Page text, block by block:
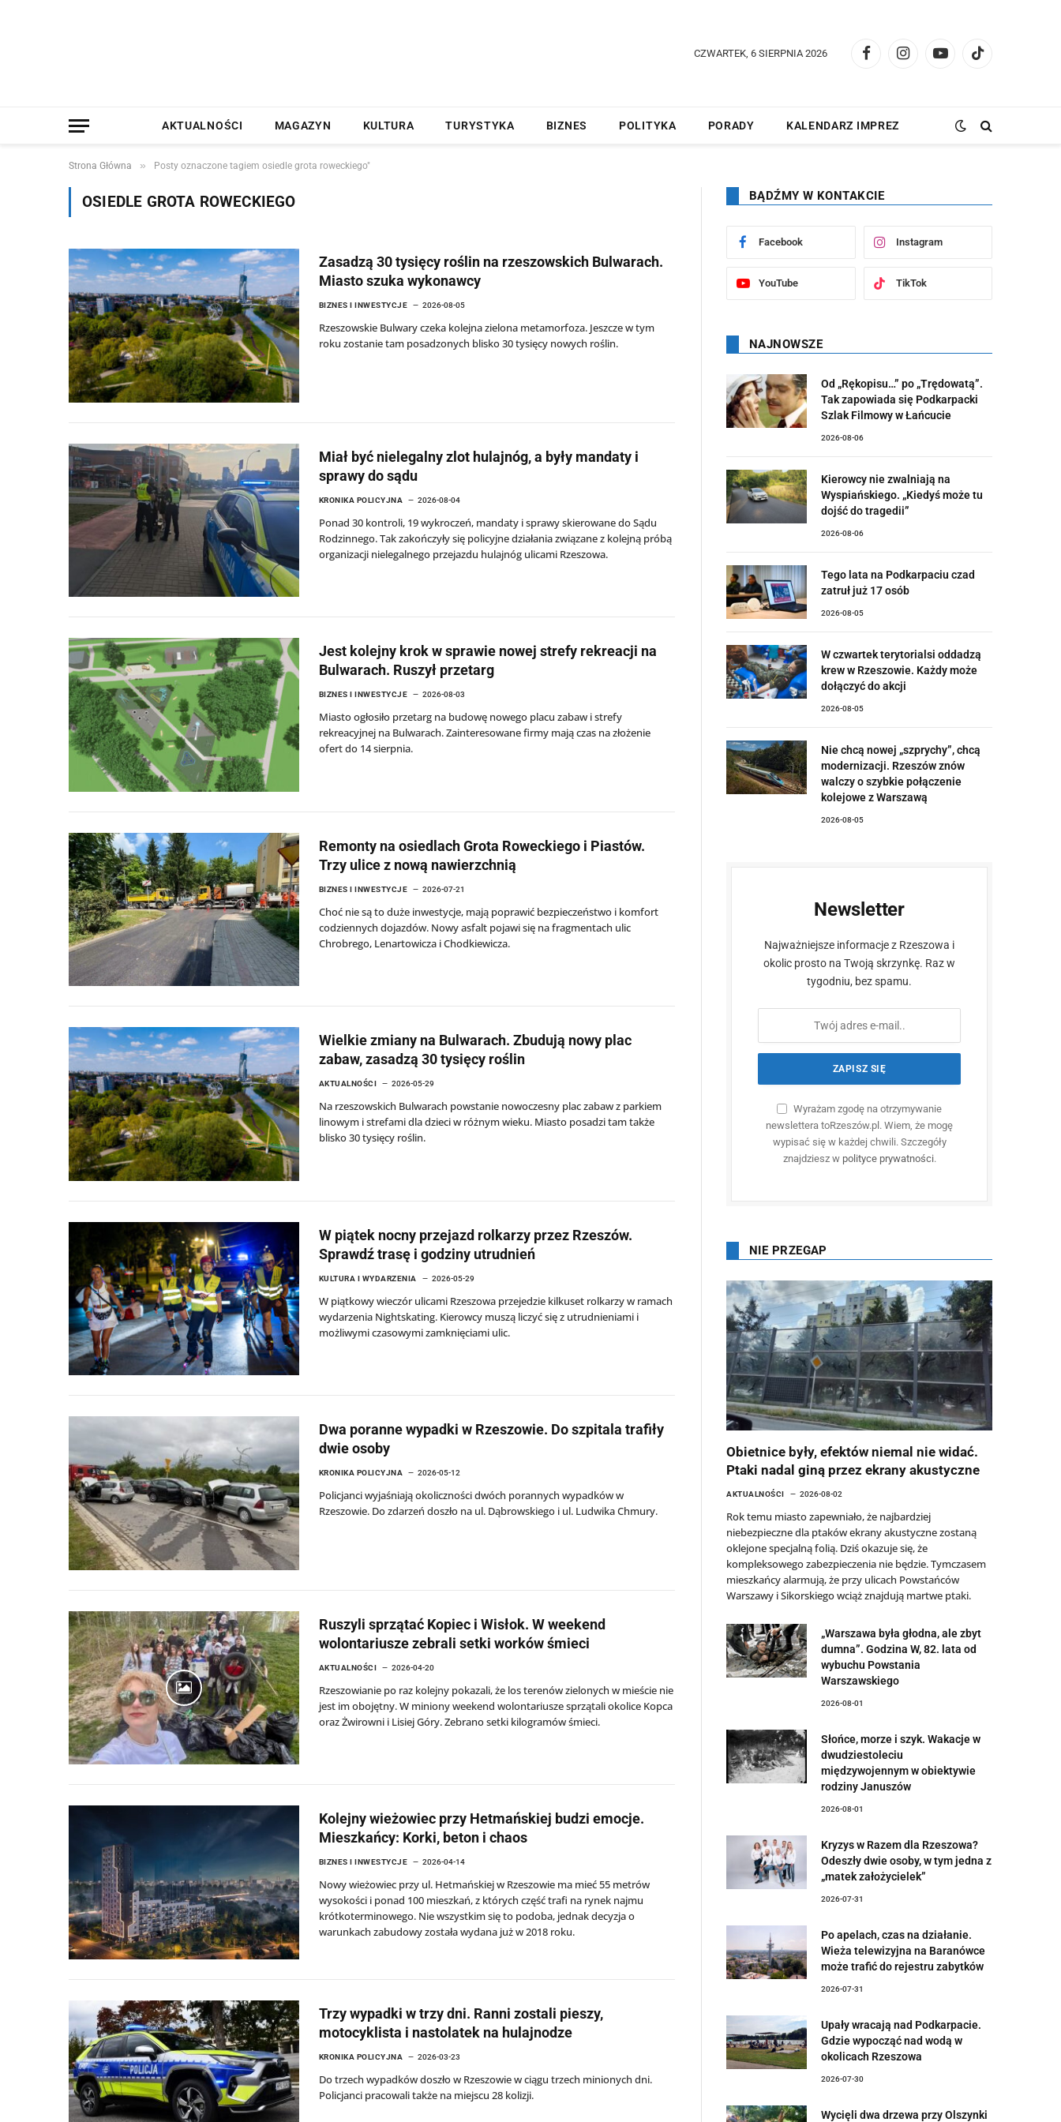
CZWARTEK, 6 SIERPNIA 2026
FacebookInstagramYouTubeTikTok
AKTUALNOŚCI MAGAZYN KULTURA TURYSTYKA BIZNES POLITYKA PORADY KALENDARZ IMPREZ
Strona Główna » Posty oznaczone tagiem osiedle grota roweckiego"
OSIEDLE GROTA ROWECKIEGO
Zasadzą 30 tysięcy roślin na rzeszowskich Bulwarach.
Miasto szuka wykonawcy
BIZNES I INWESTYCJE 2026-08-05
Rzeszowskie Bulwary czeka kolejna zielona metamorfoza. Jeszcze w tym
roku zostanie tam posadzonych blisko 30 tysięcy nowych roślin.
Miał być nielegalny zlot hulajnóg, a były mandaty i
sprawy do sądu
KRONIKA POLICYJNA 2026-08-04
Ponad 30 kontroli, 19 wykroczeń, mandaty i sprawy skierowane do Sądu
Rodzinnego. Tak zakończyły się policyjne działania związane z kolejną próbą
organizacji nielegalnego przejazdu hulajnóg ulicami Rzeszowa.
Jest kolejny krok w sprawie nowej strefy rekreacji na
Bulwarach. Ruszył przetarg
BIZNES I INWESTYCJE 2026-08-03
Miasto ogłosiło przetarg na budowę nowego placu zabaw i strefy
rekreacyjnej na Bulwarach. Zainteresowane firmy mają czas na złożenie
ofert do 14 sierpnia.
Remonty na osiedlach Grota Roweckiego i Piastów.
Trzy ulice z nową nawierzchnią
BIZNES I INWESTYCJE 2026-07-21
Choć nie są to duże inwestycje, mają poprawić bezpieczeństwo i komfort
codziennych dojazdów. Nowy asfalt pojawi się na fragmentach ulic
Chrobrego, Lenartowicza i Chodkiewicza.
Wielkie zmiany na Bulwarach. Zbudują nowy plac
zabaw, zasadzą 30 tysięcy roślin
AKTUALNOŚCI 2026-05-29
Na rzeszowskich Bulwarach powstanie nowoczesny plac zabaw z parkiem
linowym i strefami dla dzieci w różnym wieku. Miasto posadzi tam także
blisko 30 tysięcy roślin.
W piątek nocny przejazd rolkarzy przez Rzeszów.
Sprawdź trasę i godziny utrudnień
KULTURA I WYDARZENIA 2026-05-29
W piątkowy wieczór ulicami Rzeszowa przejedzie kilkuset rolkarzy w ramach
wydarzenia Nightskating. Kierowcy muszą liczyć się z utrudnieniami i
możliwymi czasowymi zamknięciami ulic.
Dwa poranne wypadki w Rzeszowie. Do szpitala trafiły
dwie osoby
KRONIKA POLICYJNA 2026-05-12
Policjanci wyjaśniają okoliczności dwóch porannych wypadków w
Rzeszowie. Do zdarzeń doszło na ul. Dąbrowskiego i ul. Ludwika Chmury.
Ruszyli sprzątać Kopiec i Wisłok. W weekend
wolontariusze zebrali setki worków śmieci
AKTUALNOŚCI 2026-04-20
Rzeszowianie po raz kolejny pokazali, że los terenów zielonych w mieście nie
jest im obojętny. W miniony weekend wolontariusze sprzątali okolice Kopca
oraz Żwirowni i Lisiej Góry. Zebrano setki kilogramów śmieci.
Kolejny wieżowiec przy Hetmańskiej budzi emocje.
Mieszkańcy: Korki, beton i chaos
BIZNES I INWESTYCJE 2026-04-14
Nowy wieżowiec przy ul. Hetmańskiej w Rzeszowie ma mieć 55 metrów
wysokości i ponad 100 mieszkań, z których część trafi na rynek najmu
krótkoterminowego. Nie wszystkim się to podoba, jednak decyzja o
warunkach zabudowy została wydana już w 2018 roku.
Trzy wypadki w trzy dni. Ranni zostali pieszy,
motocyklista i nastolatek na hulajnodze
KRONIKA POLICYJNA 2026-03-23
Do trzech wypadków doszło w Rzeszowie w ciągu trzech minionych dni.
Policjanci pracowali także na miejscu 28 kolizji.
BĄDŹMY W KONTAKCIE
Facebook Instagram
YouTube TikTok
NAJNOWSZE
Od „Rękopisu…” po „Trędowatą”.
Tak zapowiada się Podkarpacki
Szlak Filmowy w Łańcucie
2026-08-06
Kierowcy nie zwalniają na
Wyspiańskiego. „Kiedyś może tu
dojść do tragedii”
2026-08-06
Tego lata na Podkarpaciu czad
zatruł już 17 osób
2026-08-05
W czwartek terytorialsi oddadzą
krew w Rzeszowie. Każdy może
dołączyć do akcji
2026-08-05
Nie chcą nowej „szprychy”, chcą
modernizacji. Rzeszów znów
walczy o szybkie połączenie
kolejowe z Warszawą
2026-08-05
Newsletter
Najważniejsze informacje z Rzeszowa i
okolic prosto na Twoją skrzynkę. Raz w
tygodniu, bez spamu.
Wyrażam zgodę na otrzymywanie
newslettera toRzeszów.pl. Wiem, że mogę
wypisać się w każdej chwili. Szczegóły
znajdziesz w polityce prywatności.
NIE PRZEGAP
Obietnice były, efektów niemal nie widać.
Ptaki nadal giną przez ekrany akustyczne
AKTUALNOŚCI 2026-08-02
Rok temu miasto zapewniało, że najbardziej
niebezpieczne dla ptaków ekrany akustyczne zostaną
oklejone specjalną folią. Dziś okazuje się, że
kompleksowego zabezpieczenia nie będzie. Tymczasem
mieszkańcy alarmują, że przy ulicach Powstańców
Warszawy i Sikorskiego wciąż znajdują martwe ptaki.
„Warszawa była głodna, ale zbyt
dumna”. Godzina W, 82. lata od
wybuchu Powstania
Warszawskiego
2026-08-01
Słońce, morze i szyk. Wakacje w
dwudziestoleciu
międzywojennym w obiektywie
rodziny Januszów
2026-08-01
Kryzys w Razem dla Rzeszowa?
Odeszły dwie osoby, w tym jedna z
„matek założycielek”
2026-07-31
Po apelach, czas na działanie.
Wieża telewizyjna na Baranówce
może trafić do rejestru zabytków
2026-07-31
Upały wracają nad Podkarpacie.
Gdzie wypocząć nad wodą w
okolicach Rzeszowa
2026-07-30
Wycięli dwa drzewa przy Olszynki